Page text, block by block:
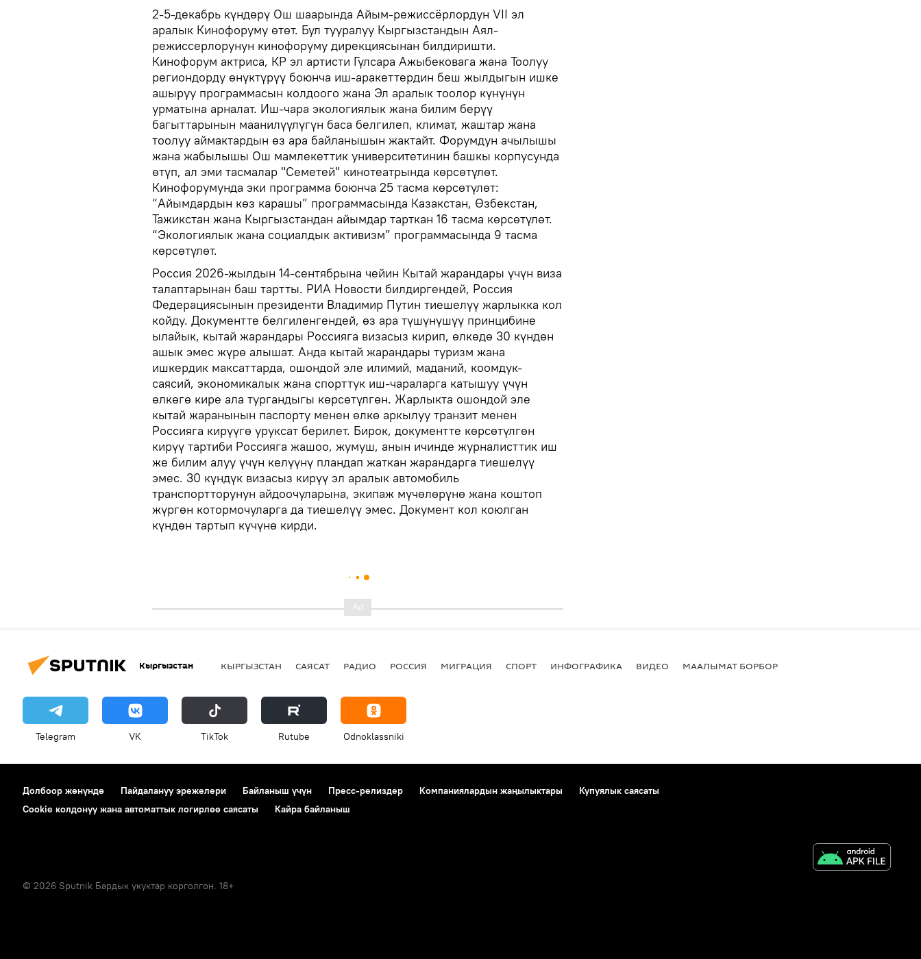
2-5-декабрь күндөрү Ош шаарында Айым-режиссёрлордун VII эл
аралык Кинофоруму өтөт. Бул тууралуу Кыргызстандын Аял-
режиссерлорунун кинофоруму дирекциясынан билдиришти.
Кинофорум актриса, КР эл артисти Гүлсара Ажыбековага жана Тоолуу
региондорду өнүктүрүү боюнча иш-аракеттердин беш жылдыгын ишке
ашыруу программасын колдоого жана Эл аралык тоолор күнүнүн
урматына арналат. Иш-чара экологиялык жана билим берүү
багыттарынын маанилүүлүгүн баса белгилеп, климат, жаштар жана
тоолуу аймактардын өз ара байланышын жактайт. Форумдун ачылышы
жана жабылышы Ош мамлекеттик университетинин башкы корпусунда
өтүп, ал эми тасмалар "Семетей" кинотеатрында көрсөтүлөт.
Кинофорумунда эки программа боюнча 25 тасма көрсөтүлөт:
“Айымдардын көз карашы” программасында Казакстан, Өзбекстан,
Тажикстан жана Кыргызстандан айымдар тарткан 16 тасма көрсөтүлөт.
“Экологиялык жана социалдык активизм” программасында 9 тасма
көрсөтүлөт.
Россия 2026-жылдын 14-сентябрына чейин Кытай жарандары үчүн виза
талаптарынан баш тартты. РИА Новости билдиргендей, Россия
Федерациясынын президенти Владимир Путин тиешелүү жарлыкка кол
койду. Документте белгиленгендей, өз ара түшүнүшүү принцибине
ылайык, кытай жарандары Россияга визасыз кирип, өлкөдө 30 күндөн
ашык эмес жүрө алышат. Анда кытай жарандары туризм жана
ишкердик максаттарда, ошондой эле илимий, маданий, коомдук-
саясий, экономикалык жана спорттук иш-чараларга катышуу үчүн
өлкөгө кире ала тургандыгы көрсөтүлгөн. Жарлыкта ошондой эле
кытай жаранынын паспорту менен өлкө аркылуу транзит менен
Россияга кирүүгө уруксат берилет. Бирок, документте көрсөтүлгөн
кирүү тартиби Россияга жашоо, жумуш, анын ичинде журналисттик иш
же билим алуу үчүн келүүнү пландап жаткан жарандарга тиешелүү
эмес. 30 күндүк визасыз кирүү эл аралык автомобиль
транспортторунун айдоочуларына, экипаж мүчөлөрүнө жана коштоп
жүргөн котормочуларга да тиешелүү эмес. Документ кол коюлган
күндөн тартып күчүнө кирди.
Кыргызстан КЫРГЫЗСТАН САЯСАТ РАДИО РОССИЯ МИГРАЦИЯ СПОРТ ИНФОГРАФИКА ВИДЕО МААЛЫМАТ БОРБОР
Telegram VK ТikТоk Rutube Odnoklassniki
Долбоор жөнүндө Пайдалануу эрежелери Байланыш үчүн Пресс-релиздер Компаниялардын жаңылыктары
Купуялык саясаты
Cookie колдонуу жана автоматтык логирлөө саясаты
Кайра байланыш
© 2026 Sputnik Бардык укуктар корголгон. 18+